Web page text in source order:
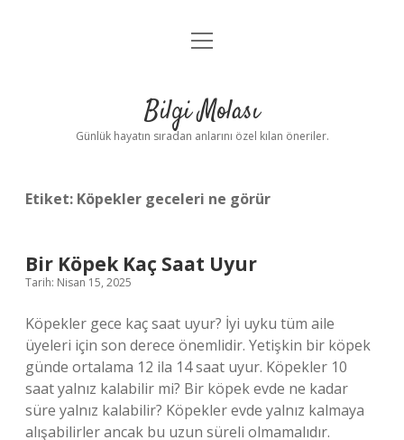
Anasayfa
Yasal Uyarı
menüyü
Bilgi Molası
Günlük hayatın sıradan anlarını özel kılan öneriler.
Etiket: Köpekler geceleri ne görür
Bir Köpek Kaç Saat Uyur
Tarih: Nisan 15, 2025
Köpekler gece kaç saat uyur? İyi uyku tüm aile
üyeleri için son derece önemlidir. Yetişkin bir köpek
günde ortalama 12 ila 14 saat uyur. Köpekler 10
saat yalnız kalabilir mi? Bir köpek evde ne kadar
süre yalnız kalabilir? Köpekler evde yalnız kalmaya
alışabilirler ancak bu uzun süreli olmamalıdır.